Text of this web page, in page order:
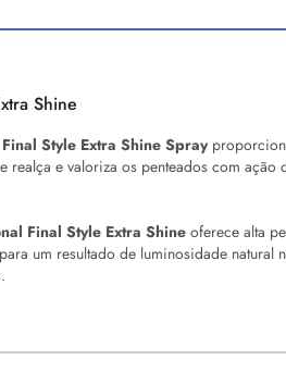
Shine
Style Extra Shine Spray
realça e valoriza os penteados com ação
Final Style Extra Shineoferece alta
um resultado de luminosidade natural